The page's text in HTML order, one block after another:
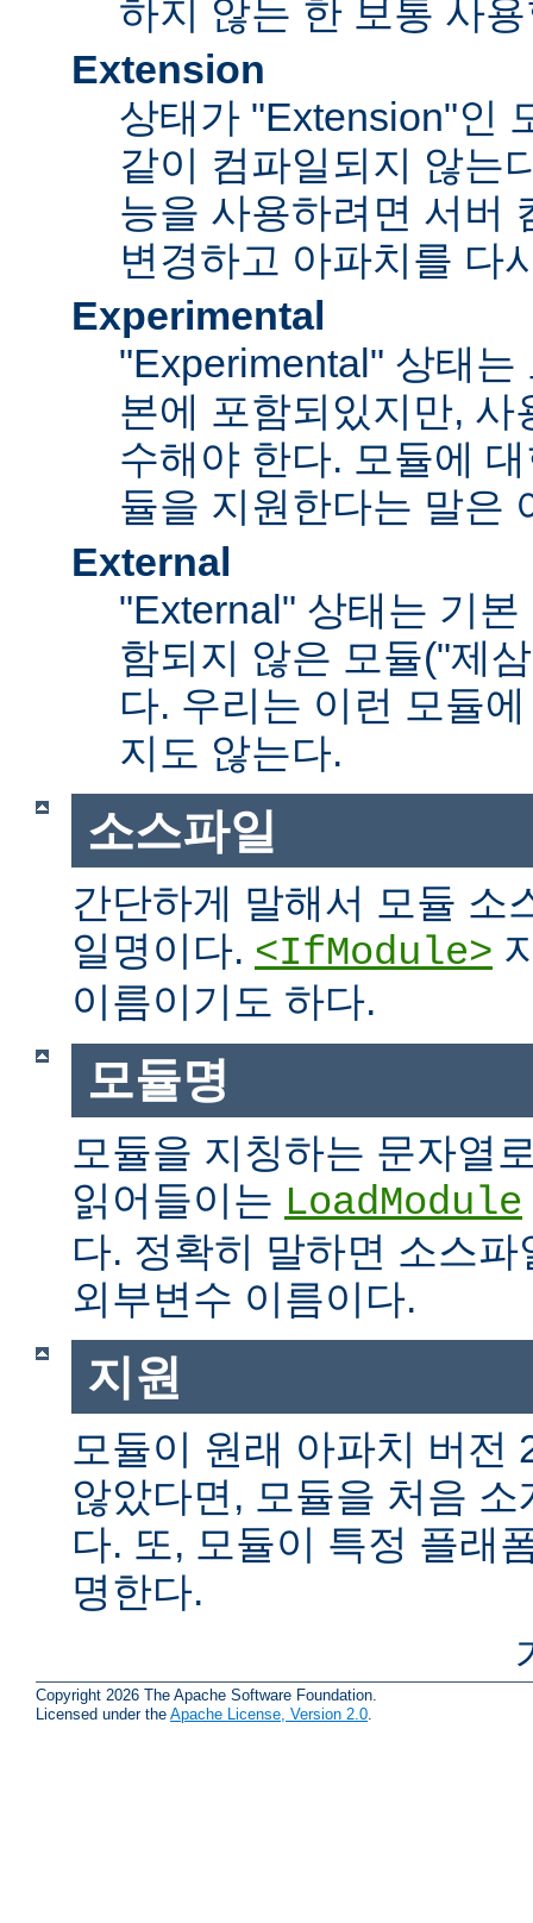
하지 않는 한 보통 사
Extension
상태가 "Extension"인
같이 컴파일되지 않는
능을 사용하려면 서버
변경하고 아파치를 다
Experimental
"Experimental" 상태는
본에 포함되있지만, 사
수해야 한다. 모듈에
듈을 지원한다는 말은
External
"External" 상태는 기
함되지 않은 모듈("제
다. 우리는 이런 모듈
지도 않는다.
소스파일
간단하게 말해서 모듈 소
일명이다. <IfModule>
이름이기도 하다.
모듈명
모듈을 지칭하는 문자열
읽어들이는 LoadModule
다. 정확히 말하면 소스
외부변수 이름이다.
지원
모듈이 원래 아파치 버전
않았다면, 모듈을 처음
다. 또, 모듈이 특정 플래
명한다.
Copyright 2026 The Apache Software Foundation.
Licensed under the Apache License, Version 2.0